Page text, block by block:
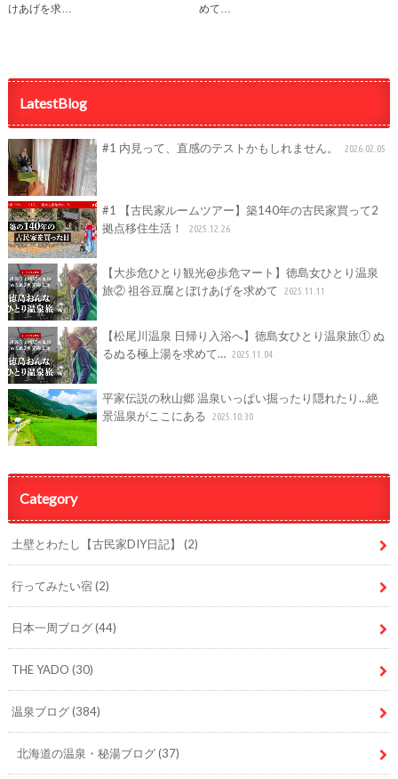
けあげを求… めて…
LatestBlog
#1 内見って、直感のテストかもしれません。 2026.02.05
#1 【古民家ルームツアー】築140年の古民家買って2
拠点移住生活！
2025.12.26
【大歩危ひとり観光@歩危マート】徳島女ひとり温泉
旅② 祖谷豆腐とぼけあげを求めて
2025.11.11
【松尾川温泉 日帰り入浴へ】徳島女ひとり温泉旅① ぬ
るぬる極上湯を求めて… 2025.11.04
平家伝説の秋山郷 温泉いっぱい掘ったり隠れたり…絶
景温泉がここにある
2025.10.30
Category
土壁とわたし【古民家DIY日記】 (2)
行ってみたい宿(2)
日本一周ブログ(44)
THE YADO (30)
温泉ブログ(384)
北海道の温泉・秘湯ブログ(37)